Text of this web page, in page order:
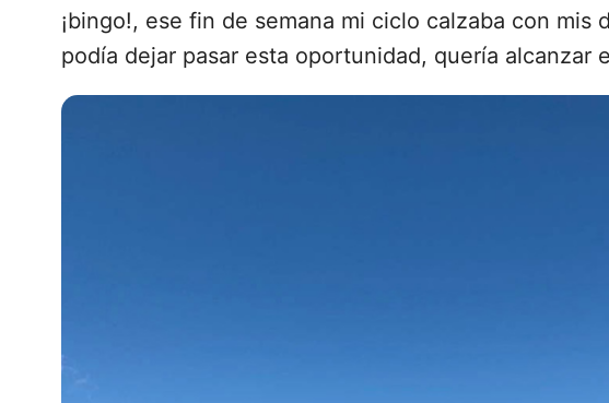
¡bingo!, ese fin de semana mi ciclo calzaba con mis
podía dejar pasar esta oportunidad, quería alcanzar